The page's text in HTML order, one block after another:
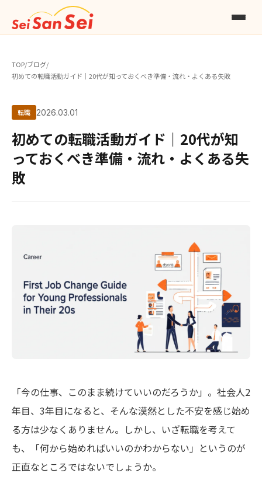
TOP/ブログ/
初めての転職活動ガイド｜20代が知っておくべき準備・流れ・よくある失敗
転職 2026.03.01
初めての転職活動ガイド｜20代が知
っておくべき準備・流れ・よくある失
敗
「今の仕事、このまま続けていいのだろうか」。社会人2
年目、3年目になると、そんな漠然とした不安を感じ始め
る方は少なくありません。しかし、いざ転職を考えて
も、「何から始めればいいのかわからない」というのが
正直なところではないでしょうか。